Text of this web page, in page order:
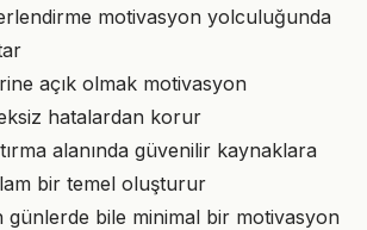
motivasyon yolculuğunda
açık olmak motivasyon
hatalardan korur
alanında güvenilir kaynaklara
bir temel oluşturur
günlerde bile minimal bir motivasyon